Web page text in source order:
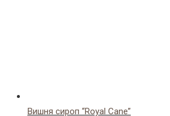
Вишня сироп “Royal Cane”